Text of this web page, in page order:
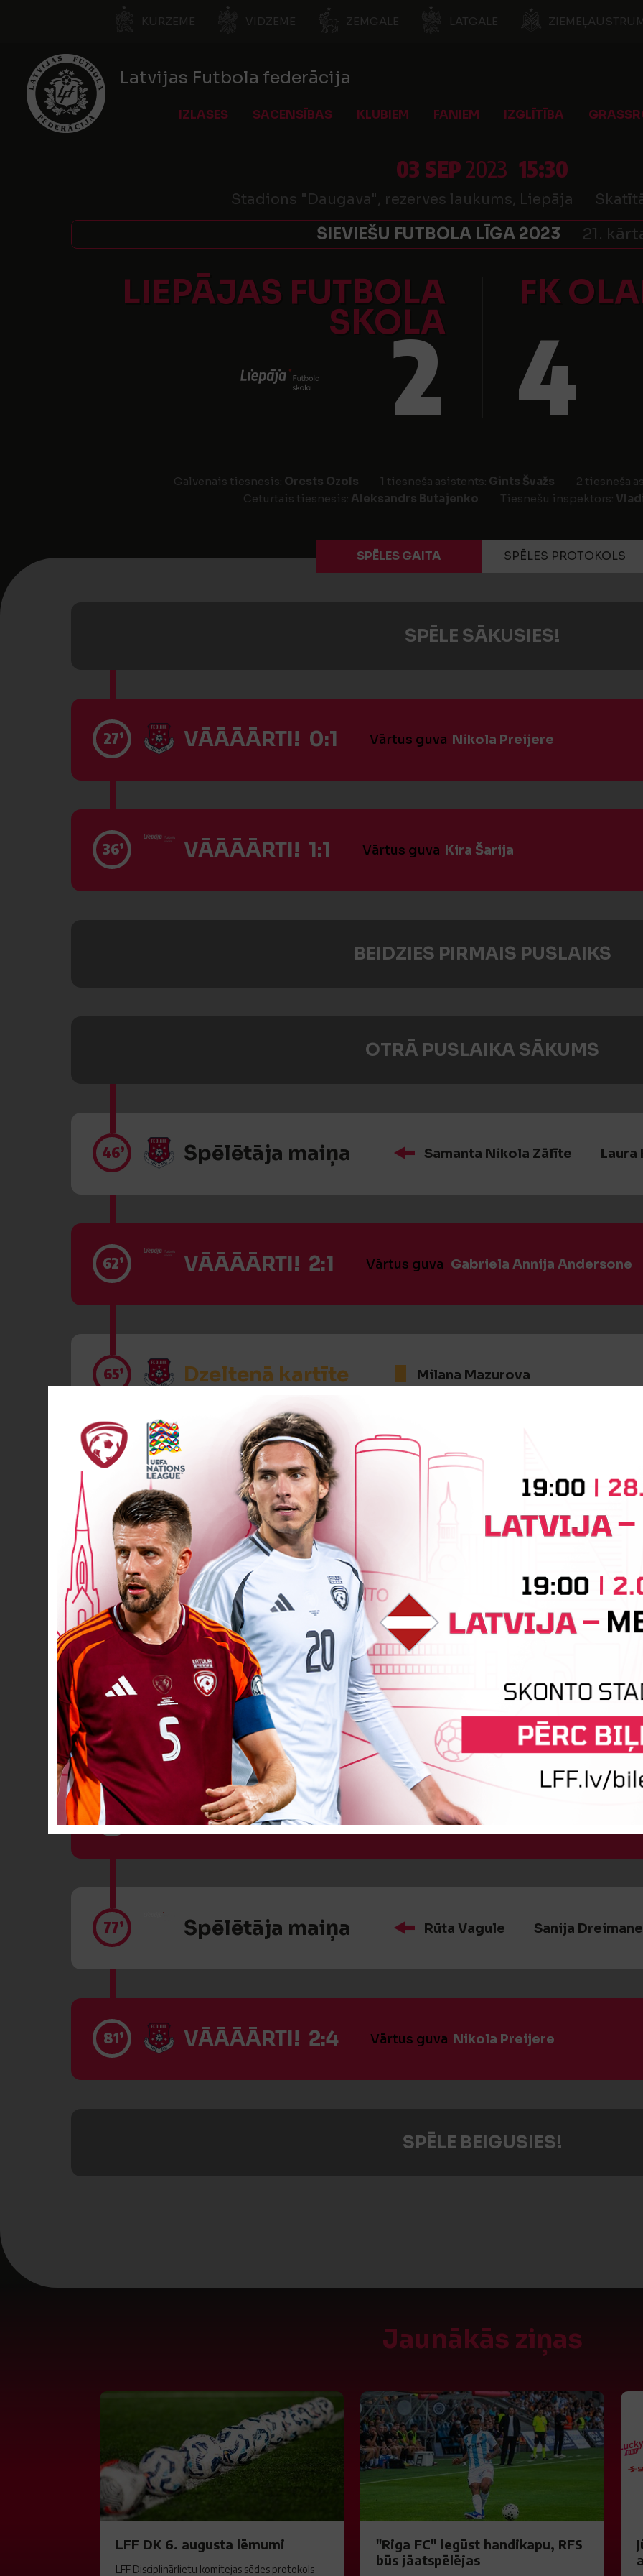
KURZEME VIDZEME ZEMGALE LATGALE
Latvijas Futbola federācija
IZLASES SACENSĪBAS KLUBIEM FANIEM IZGLĪTĪBA
03 SEP2023 15:30
Stadions "Daugava", rezerves laukums, Liepāja
SIEVIEŠU FUTBOLA LĪGA 2023 21.
LIEPĀJAS FUTBOLA
SKOLA
FK
2 4
Galvenais tiesnesis: Orests Ozols 1 tiesneša asistents: Gints Švažs
2 tiesneša
Ceturtais tiesnesis: Aleksandrs Butajenko Tiesnešu inspektors:
SPĒLES GAITA SPĒLES PROTOKOLS
SPĒLE SĀKUSIES!
27’ VĀĀĀĀRTI! 0:1 Vārtus guva Nikola Preijere
36’ VĀĀĀĀRTI! 1:1 Vārtus guva Kira Šarija
BEIDZIES PIRMAIS PUSLAIKS
OTRĀ PUSLAIKA SĀKUMS
46’ Spēlētāja maiņa Samanta Nikola Zālīte Laura
62’ VĀĀĀĀRTI! 2:1 Vārtus guva Gabriela Annija Andersone
65’ Dzeltenā kartīte Milana Mazurova
VĀĀĀĀRTI! 2:2 Vārtus guva Kristiāna Estere Punga
67’ Spēlētāja maiņa Darja Voitehoviča Laura
Spēlētāja maiņa Gabriela Annija Andersone
73’ VĀĀĀĀRTI! 2:3 Vārtus guvaAnžela Ļebedeva
77’ Spēlētāja maiņa Rūta Vagule Sanija Dreimane
81’ VĀĀĀĀRTI! 2:4 Vārtus guva Nikola Preijere
SPĒLE BEIGUSIES!
Jaunākās ziņas
LFF DK 6. augusta lēmumi
LFF Disciplinārlietu komitejas sēdes protokols
"Riga FC" iegūst handikapu, RFS
būs jāatspēlējas